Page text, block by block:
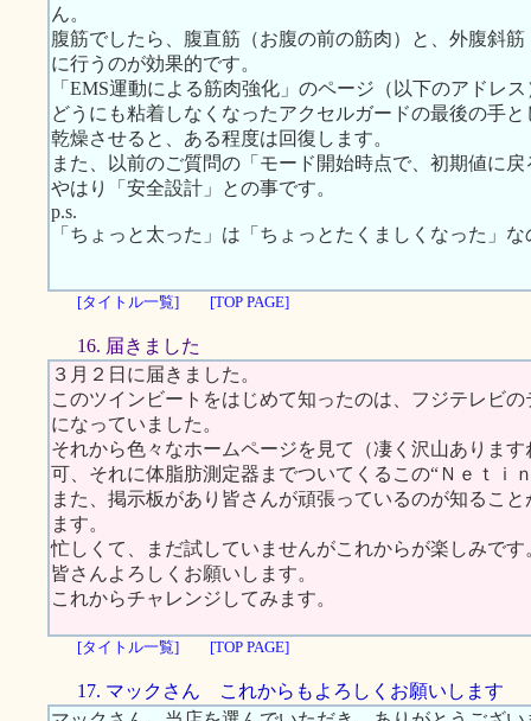
ん。
腹筋でしたら、腹直筋（お腹の前の筋肉）と、外腹斜
に行うのが効果的です。
「EMS運動による筋肉強化」のページ（以下のアドレ
どうにも粘着しなくなったアクセルガードの最後の手
乾燥させると、ある程度は回復します。
また、以前のご質問の「モード開始時点で、初期値に
やはり「安全設計」との事です。
p.s.
「ちょっと太った」は「ちょっとたくましくなった」
[タイトル一覧] [TOP PAGE]
16. 届きました
３月２日に届きました。
このツインビートをはじめて知ったのは、フジテレビ
になっていました。
それから色々なホームページを見て（凄く沢山ありま
可、それに体脂肪測定器までついてくるこの“Ｎｅｔｉ
また、掲示板があり皆さんが頑張っているのが知るこ
ます。
忙しくて、まだ試していませんがこれからが楽しみです
皆さんよろしくお願いします。
これからチャレンジしてみます。
[タイトル一覧] [TOP PAGE]
17. マックさん これからもよろしくお願いします